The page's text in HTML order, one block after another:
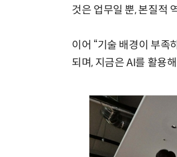
것은 업무일 뿐, 본질적
이어 “기술 배경이 부족
되며, 지금은 AI를 활용